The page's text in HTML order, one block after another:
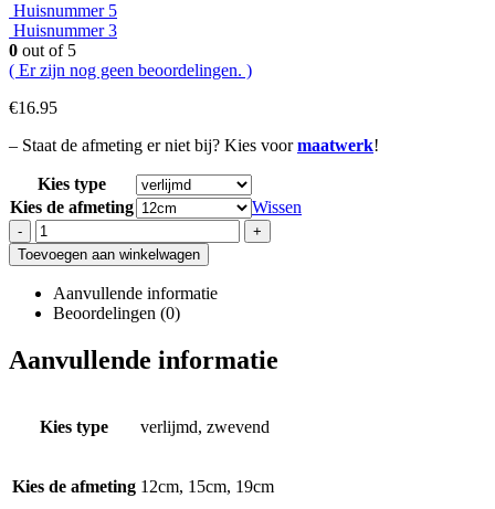
Huisnummer 5
Huisnummer 3
0 out of 5
( Er zijn nog geen beoordelingen. )
€16.95
– Staat de afmeting er niet bij? Kies voormaatwerk!
Kies type
Kies de afmeting
Wissen
-
+
Toevoegen aan winkelwagen
Aanvullende informatie
Beoordelingen (0)
Aanvullende informatie
Kies type verlijmd, zwevend
Kies de afmeting 12cm, 15cm, 19cm